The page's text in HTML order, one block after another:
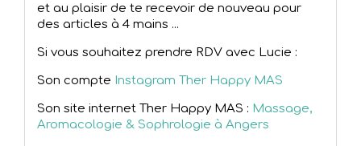
et au plaisir de te recevoir de nouveau pour
des articles à 4 mains ...
Si vous souhaitez prendre RDV avec Lucie :
Son compte Instagram Ther Happy MAS
Son site internet Ther Happy MAS : Massage,
Aromacologie & Sophrologie à Angers